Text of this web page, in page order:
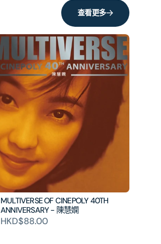
查看更多
MULTIVERSE OF CINEPOLY 40TH
ANNIVERSARY - 陳慧嫻
HKD$88.00